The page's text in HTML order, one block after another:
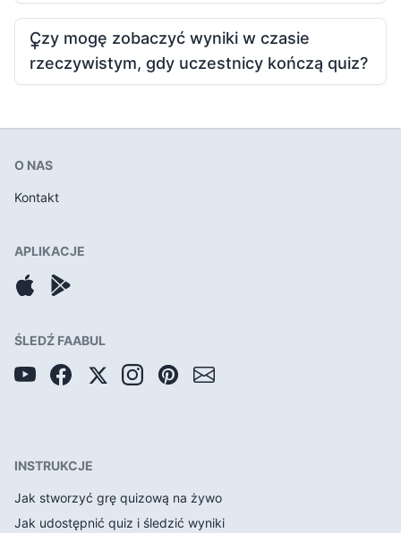
Czy mogę zobaczyć wyniki w czasie
rzeczywistym, gdy uczestnicy kończą quiz?
O NAS
Kontakt
APLIKACJE
ŚLEDŹ FAABUL
INSTRUKCJE
Jak stworzyć grę quizową na żywo
Jak udostępnić quiz i śledzić wyniki